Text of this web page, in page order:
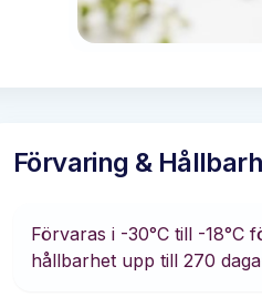
Förvaring &
Förvaras i -30°C till -18°C
hållbarhet upp till 270